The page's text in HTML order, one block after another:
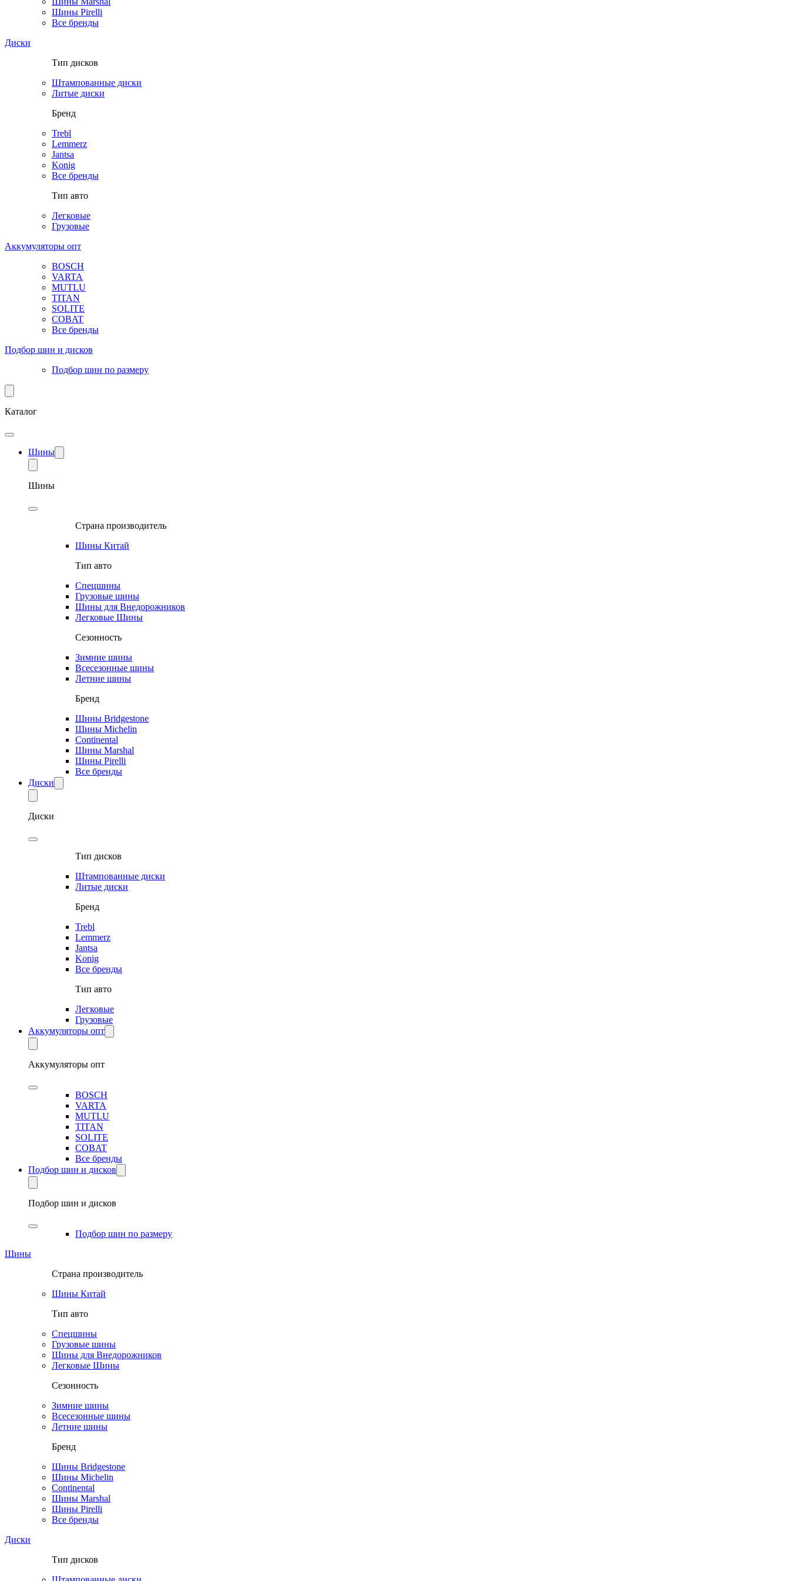
Шины Pirelli
Все бренды
Диски
Тип дисков
Штампованные диски
Литые диски
Бренд
Trebl
Lemmerz
Jantsa
Konig
Все бренды
Тип авто
Легковые
Грузовые
Аккумуляторы опт
BOSCH
VARTA
MUTLU
TITAN
SOLITE
COBAT
Все бренды
Подбор шин и дисков
Подбор шин по размеру
Каталог
Шины
Шины
Страна производитель
Шины Китай
Тип авто
Спецшины
Грузовые шины
Шины для Внедорожников
Легковые Шины
Сезонность
Зимние шины
Всесезонные шины
Летние шины
Бренд
Шины Bridgestone
Шины Michelin
Continental
Шины Marshal
Шины Pirelli
Все бренды
Диски
Диски
Тип дисков
Штампованные диски
Литые диски
Бренд
Trebl
Lemmerz
Jantsa
Konig
Все бренды
Тип авто
Легковые
Грузовые
Аккумуляторы опт
Аккумуляторы опт
BOSCH
VARTA
MUTLU
TITAN
SOLITE
COBAT
Все бренды
Подбор шин и дисков
Подбор шин и дисков
Подбор шин по размеру
Шины
Страна производитель
Шины Китай
Тип авто
Спецшины
Грузовые шины
Шины для Внедорожников
Легковые Шины
Сезонность
Зимние шины
Всесезонные шины
Летние шины
Бренд
Шины Bridgestone
Шины Michelin
Continental
Шины Marshal
Шины Pirelli
Все бренды
Диски
Тип дисков